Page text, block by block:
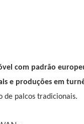
e produções em
de palcos tradicionais.